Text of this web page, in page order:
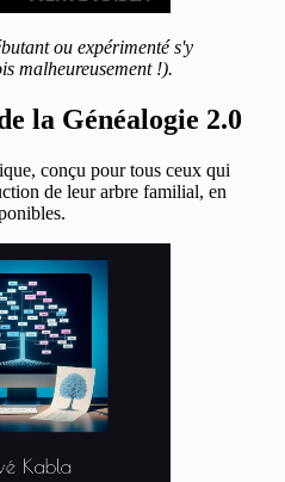
ou expérimenté s'y
malheureusement !).
la Généalogie 2.0
conçu pour tous ceux qui
de leur arbre familial, en